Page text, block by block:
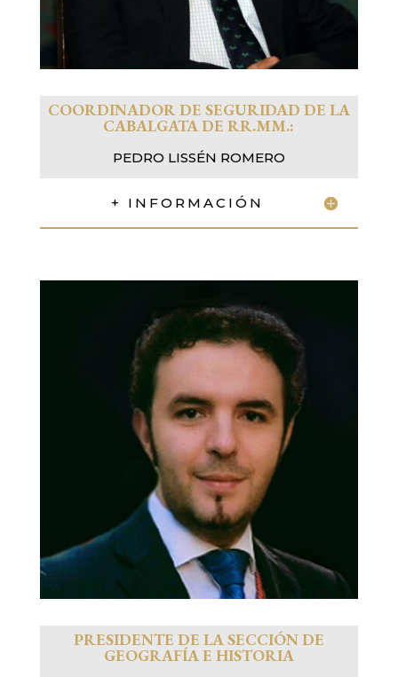
COORDINADOR DE SEGURIDAD DE LA
CABALGATA DE RR.MM.:
PEDRO LISSÉN ROMERO
+ INFORMACIÓN
PRESIDENTE DE LA SECCIÓN DE
GEOGRAFÍA E HISTORIA